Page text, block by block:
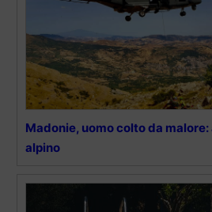
Madonie, uomo colto da
alpino